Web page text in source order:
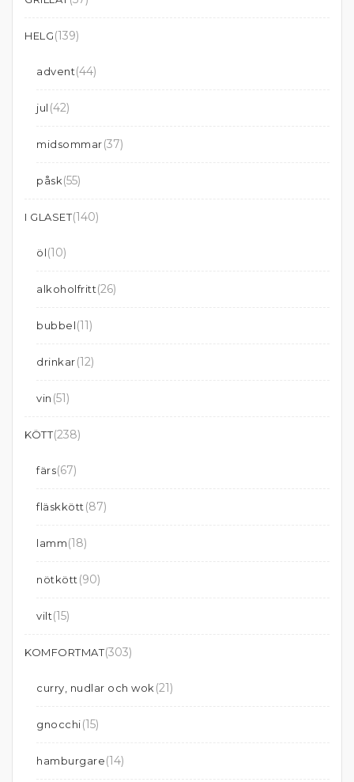
HELG(139)
advent(44)
jul (42)
midsommar(37)
påsk(55)
I GLASET(140)
öl(10)
alkoholfritt(26)
bubbel(11)
drinkar(12)
vin (51)
KÖTT(238)
färs(67)
fläskkött (87)
lamm(18)
nötkött (90)
vilt(15)
KOMFORTMAT(303)
curry, nudlar och wok (21)
gnocchi(15)
hamburgare(14)